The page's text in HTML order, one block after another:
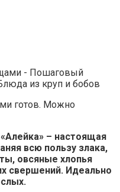
готов. Можно
– настоящая
всю пользу злака,
овсяные хлопья
свершений. Идеально